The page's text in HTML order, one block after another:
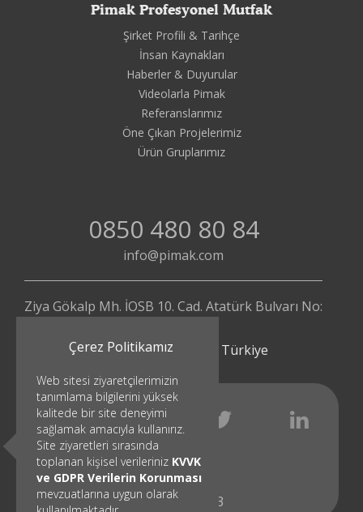
Çerez Politikamız
Web sitesi ziyaretçilerimizin
tanımlama bilgilerini yüksek
kalitede bir site deneyimi
sağlamak amacıyla kullanırız.
Site ziyaretleri sırasında
toplanan kişisel verileriniz KVVK
ve GDPR Verilerin Korunması
mevzuatlarına uygun olarak
Pimak Profesyonel Mutfak
Şirket Profili & Tarihçe
İnsan Kaynakları
Haberler & Duyurular
Videolarla Pimak
Referanslarımız
Öne Çıkan Projelerimiz
Ürün Gruplarımız
0850 480 80 84
info@pimak.com
Ziya Gökalp Mh. İOSB 10. Cad. Atatürk Bulvarı No:
Başakşehir - İstanbul | Türkiye
© 1991 - 2023